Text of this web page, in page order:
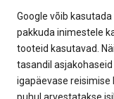
Google võib
pakkuda inimestele
tooteid kasutavad.
tasandil
igapäevase reisimise